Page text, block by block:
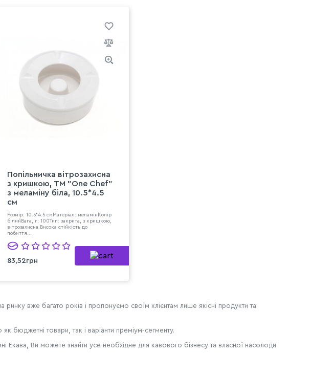
Попільничка вітрозахисна
з кришкою, ТМ "One Chef"
з меламіну біла, 10.5*4.5
см
Розмір: 10.5*4.5 смМатеріал: меламінКолір
білийВага, г: 100Тип: закрита, з кришкою,
вітрозахисна.Висока стійкість до
побиття...
83,52грн
ринку вже багато років і пропонуємо своїм клієнтам лише якісні продукти та
бюджетні товари, так і варіанти преміум-сегменту.
Екава, Ви можете знайти усе необхідне для кавового бізнесу та власної насолоди